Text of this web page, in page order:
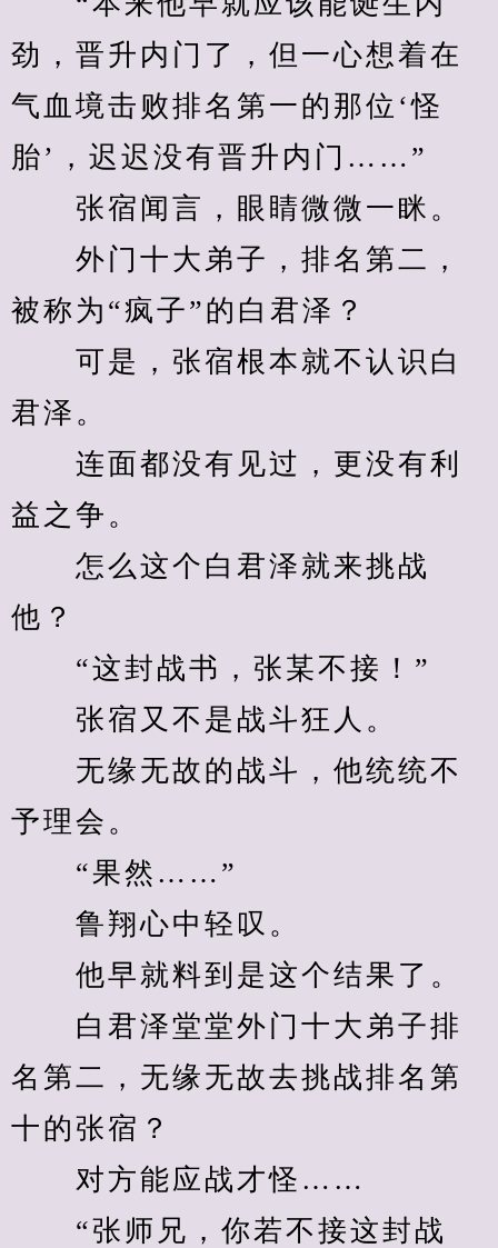
劲，晋升内门了，但一心想着在
气血境击败排名第一的那位‘怪
胎’，迟迟没有晋升内门……”
张宿闻言，眼睛微微一眯。
外门十大弟子，排名第二，
被称为“疯子”的白君泽？
可是，张宿根本就不认识白
君泽。
连面都没有见过，更没有利
益之争。
怎么这个白君泽就来挑战
他？
“这封战书，张某不接！”
张宿又不是战斗狂人。
无缘无故的战斗，他统统不
予理会。
“果然……”
鲁翔心中轻叹。
他早就料到是这个结果了。
白君泽堂堂外门十大弟子排
名第二，无缘无故去挑战排名第
十的张宿？
对方能应战才怪……
“张师兄，你若不接这封战